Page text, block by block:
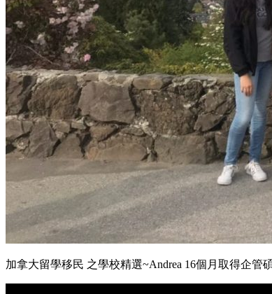
加拿大留學移民 之學校精選~Andrea 16個月取得企管